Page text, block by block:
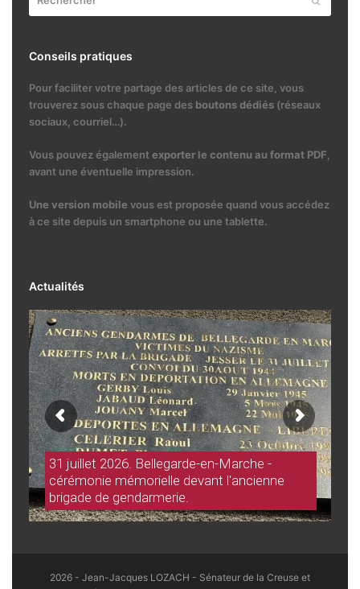
Conseils pratiques
Pour faciliter votre partage des articles de ce site, vous
trouverez sous chaque page des boutons dédiés(réseaux
sociaux, courriel…).
Vous pouvez égalementexporter le contenu au format PDF
avant une éventuelle impression.
Une version mobile vous est proposée quand vous accédez
à ce site depuis un smartphone ou une tablette.
Actualités
31 juillet 2026. Bellegarde-en-Marche -
cérémonie mémorielle devant l'ancienne
brigade de gendarmerie.
2026 - Jean-Jacques LOZACH - Sénateur de la Creuse et